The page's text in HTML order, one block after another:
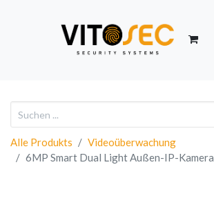
Alle Produkts
Videoüberwachung
6MP Smart Dual Light Außen-IP-Kamera